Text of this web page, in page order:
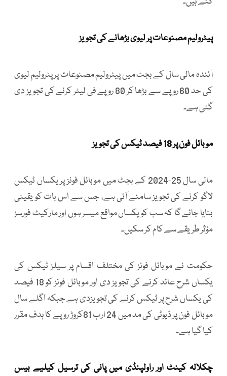
پیٹرولیم مصنوعات پر لیوی بڑھانے کی تجویز
آئندہ مالی سال کے بجٹ میں پیٹرولیم مصنوعات پر پٹرولیم لیوی
کی حد 60 روپے سے بڑھا کر 80 روپے فی لیٹر کرنے کی تجویز دی
گئی ہے۔
موبائل فون پر 18 فیصد ٹیکس کی تجویز
مالی سال 25-2024 کے بجٹ میں موبائل فونز پر یکساں ٹیکس
لاگو کرنے کی تجویز سامنے آئی ہے، جس سے اس بات کو یقینی
بنایا جائے گا کہ سب کو یکساں مواقع میسر ہوں اور مارکیٹ فورسز
مؤثر طریقے سے کام کر سکیں۔
حکومت نے موبائل فونز کی مختلف اقسام پر سیلز ٹیکس کی
یکساں شرح عائد کرنے کی تجویز دی اور موبائل فونز کو 18 فیصد
کی یکساں شرح پر ٹیکس کرنے کی تجویزدی ہے جبکہ اگلے سال
موبائل فون پر ڈیوٹی کی مد میں 24 ارب 81کروڑ روپے کا ہدف مقرر
کیا گیا ہے۔
چکلالہ کینٹ اور راولپنڈی میں پانی کی ترسیل کیلیے بیس